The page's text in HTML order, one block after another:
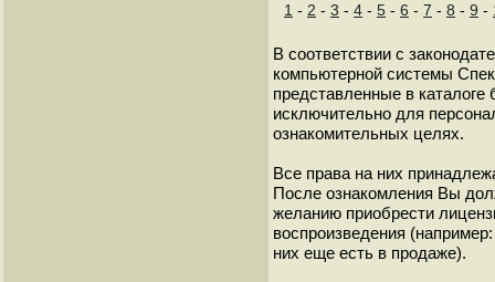
1 - 2 - 3 - 4 - 5 - 6 - 7 - 8 - 9 -
В соответствии с
компьютерной системы
представленные в
исключительно для
ознакомительных целях.
Все права на них
После ознакомления Вы
желанию приобрести
воспроизведения
них еще есть в продаже).